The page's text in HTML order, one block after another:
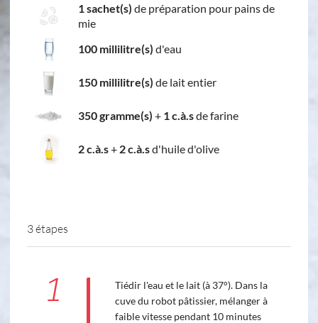
1 sachet(s) de préparation pour pains de
mie
100 millilitre(s) d'eau
150 millilitre(s) de lait entier
350 gramme(s) + 1 c.à.sde farine
2 c.à.s+ 2 c.à.sd'huile d'olive
3 étapes
1
Tiédir l'eau et le lait (à 37°). Dans la
cuve du robot pâtissier, mélanger à
faible vitesse pendant 10 minutes